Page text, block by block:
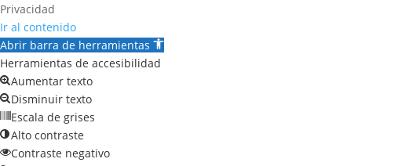
Privacidad
Ir al contenido
Abrir barra de herramientas
Herramientas de accesibilidad
Aumentar texto
Disminuir texto
Escala de grises
Alto contraste
Contraste negativo